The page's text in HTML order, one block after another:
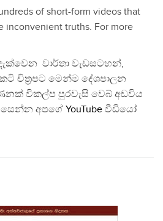
of short-form videos that
inconvenient truths. For more
වාර්තා වැඩසටහන්,
චිත්‍රපට මෙන්ම දේශපාලන
විකල්ප පුරවැසි වෙබ් අඩවිය
අපගේ YouTube වීඩියෝ